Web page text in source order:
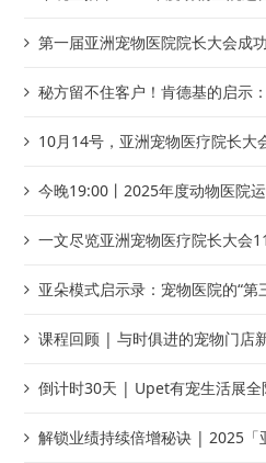
到了，业绩就明显提升
第一届亚洲宠物医院院长大会成
秘方留不住客户！肯德基的启示
10月14号，亚洲宠物医疗院长大
今晚19:00丨2025年度动物医院
一文尽览亚洲宠物医疗院长大会
亚朵模式启示录：宠物医院的“第
课程回顾 | 与时俱进的宠物门店
倒计时30天 | Upet有宠生活展全
解锁业绩持续倍增秘诀 | 2025「